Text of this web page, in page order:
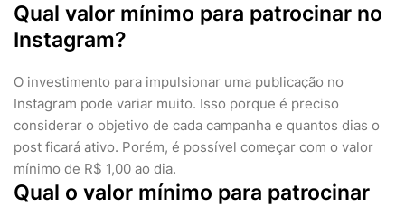
Qual valor mínimo para patrocinar no
Instagram?
O investimento para impulsionar uma publicação no
Instagram pode variar muito. Isso porque é preciso
considerar o objetivo de cada campanha e quantos dias o
post ficará ativo. Porém, é possível começar com o valor
mínimo de R$ 1,00 ao dia.
Qual o valor mínimo para patrocinar